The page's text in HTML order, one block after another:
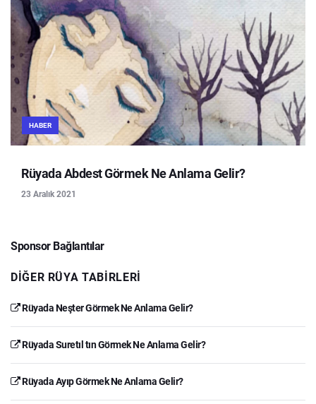
HABER
Rüyada Abdest Görmek Ne Anlama Gelir?
23 Aralık 2021
Sponsor Bağlantılar
DIĞER RÜYA TABIRLERI
Rüyada Neşter Görmek Ne Anlama Gelir?
Rüyada Suretıl tın Görmek Ne Anlama Gelir?
Rüyada Ayıp Görmek Ne Anlama Gelir?